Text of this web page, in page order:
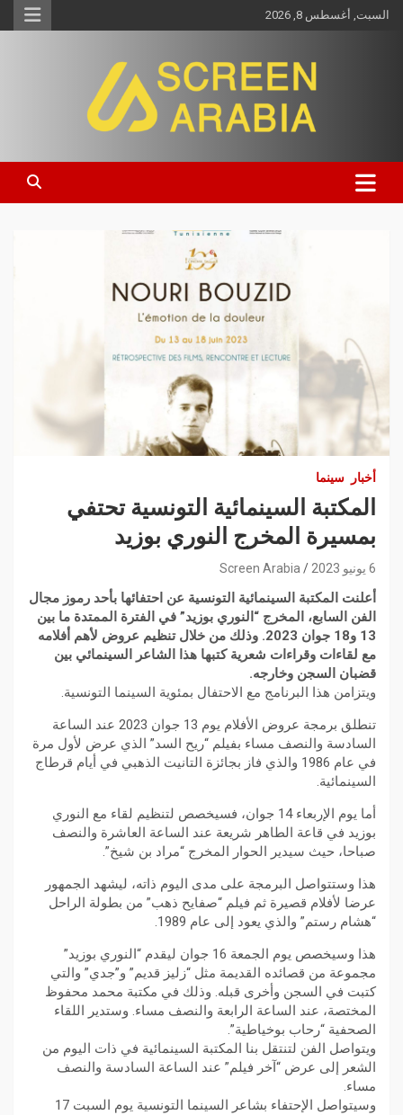
السبت, أغسطس 8, 2026
Screen Arabia
أخبار سينما
المكتبة السينمائية التونسية تحتفي
بمسيرة المخرج النوري بوزيد
6 يونيو 2023 Screen Arabia
أعلنت المكتبة السينمائية التونسية عن احتفائها بأحد رموز مجال
الفن السابع، المخرج “النوري بوزيد” في الفترة الممتدة ما بين
13 و18 جوان 2023. وذلك من خلال تنظيم عروض لأهم أفلامه
مع لقاءات وقراءات شعرية كتبها هذا الشاعر السينمائي بين
قضبان السجن وخارجه.
ويتزامن هذا البرنامج مع الاحتفال بمئوية السينما التونسية.
تنطلق برمجة عروض الأفلام يوم 13 جوان 2023 عند الساعة
السادسة والنصف مساء بفيلم “ريح السد” الذي عرض لأول مرة
في عام 1986 والذي فاز بجائزة التانيت الذهبي في أيام قرطاج
السينمائية.
أما يوم الإربعاء 14 جوان، فسيخصص لتنظيم لقاء مع النوري
بوزيد في قاعة الطاهر شريعة عند الساعة العاشرة والنصف
صباحا، حيث سيدير الحوار المخرج “مراد بن شيخ”.
هذا وستتواصل البرمجة على مدى اليوم ذاته، ليشهد الجمهور
عرضا لأفلام قصيرة ثم فيلم “صفايح ذهب” من بطولة الراحل
“هشام رستم” والذي يعود إلى عام 1989.
هذا وسيخصص يوم الجمعة 16 جوان ليقدم “النوري بوزيد”
مجموعة من قصائده القديمة مثل “زليز قديم” و”جدي” والتي
كتبت في السجن وأخرى قبله. وذلك في مكتبة محمد محفوظ
المختصة، عند الساعة الرابعة والنصف مساء. وستدير اللقاء
الصحفية “رحاب بوخياطية”.
ويتواصل الفن لتنتقل بنا المكتبة السينمائية في ذات اليوم من
الشعر إلى عرض “آخر فيلم” عند الساعة السادسة والنصف
مساء.
وسيتواصل الإحتفاء بشاعر السينما التونسية يوم السبت 17